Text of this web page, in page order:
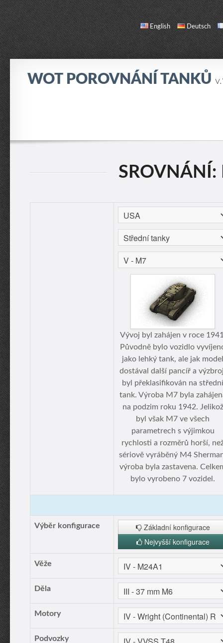
English Deutsch
WOT POROVNÁNÍ TANKŮ
SROVNÁNÍ:
Vývoj byl zahájen v roce
Původně bylo vozidlo
jako lehký tank, ale jak model
dostával další pancíř a
byl překlasifikován na střední
tank. Výroba M7 byla
na podzim roku 1942. Jelikož
byl však M7 ve všech
parametrech s výjimkou
rychlosti a rozměrů horší,
sériově vyráběný M4
výroba byla zastavena.
bylo vyrobeno 7 vozidel.
Výběr konfigurace
Základní konfigurace
Nejvyšší konfigurace
Věže
Děla
Motory
Podvozky